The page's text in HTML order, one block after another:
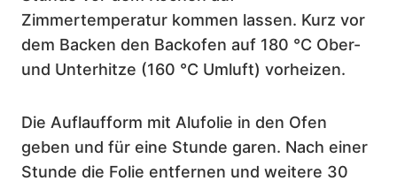
Zimmertemperatur kommen lassen. Kurz vor
dem Backen den Backofen auf 180 °C Ober-
und Unterhitze (160 °C Umluft) vorheizen.
Die Auflaufform mit Alufolie in den Ofen
geben und für eine Stunde garen. Nach einer
Stunde die Folie entfernen und weitere 30